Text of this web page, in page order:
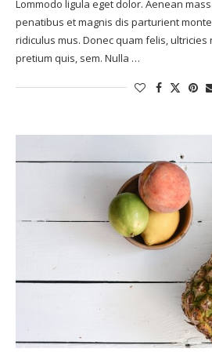
Lommodo ligula eget dolor. Aenean
penatibus et magnis dis parturient
ridiculus mus. Donec quam felis,
pretium quis, sem. Nulla …